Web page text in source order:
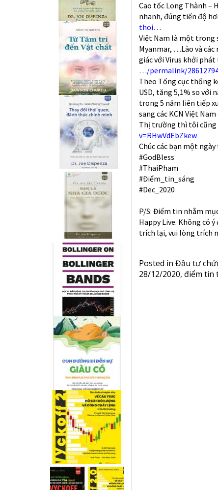
Cao tốc Long Thành –
nhanh, đúng tiến độ
thoi…
Việt Nam là một trong
Myanmar, …Lào và
giác với Virus khởi
…/permalink/
Theo Tổng cục thống
USD, tăng 5,1% so với
trong 5 năm liên tiếp
sang các KCN Việt
Thị trường thì tôi cũng
v=RHwVdEbZkew
Chúc các bạn một
#GodBless
#ThaiPham
#Điểm_tin_sáng
#Dec_2020
P/S: Điểm tin nhằm
Happy Live. Không có
trích lại, vui lòng trích
Posted in Đầu tư
28/12/2020, điểm tin